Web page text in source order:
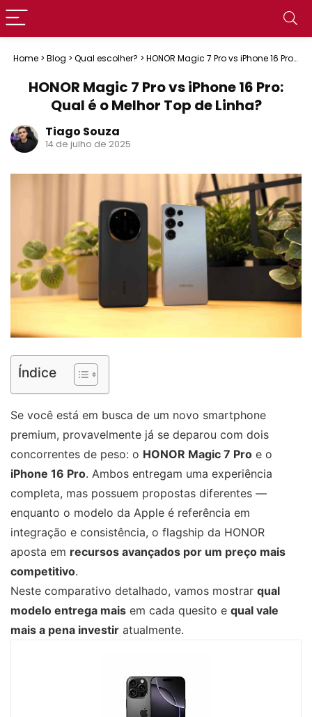
Home > Blog > Qual escolher? > HONOR Magic 7 Pro vs iPhone 16 Pro:
HONOR Magic 7 Pro vs iPhone 16 Pro:
Qual é o Melhor Top de Linha?
Tiago Souza
14 de julho de 2025
Índice
Se você está em busca de um novo smartphone
premium, provavelmente já se deparou com dois
concorrentes de peso: o HONOR Magic 7 Pro e o
iPhone 16 Pro. Ambos entregam uma experiência
completa, mas possuem propostas diferentes —
enquanto o modelo da Apple é referência em
integração e consistência, o flagship da HONOR
aposta em recursos avançados por um preço mais
competitivo.
Neste comparativo detalhado, vamos mostrar qual
modelo entrega mais em cada quesito e qual vale
mais a pena investir atualmente.